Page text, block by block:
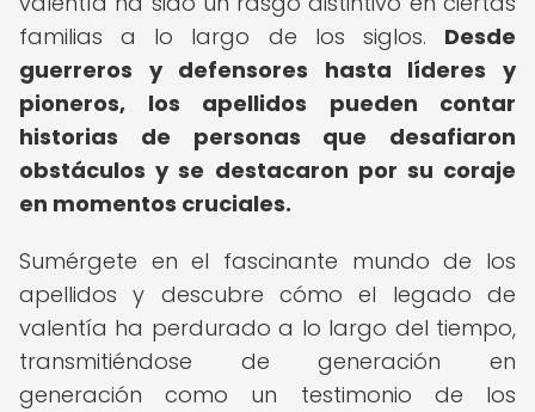
familias a lo largo de los siglos. Desde
guerreros y defensores hasta líderes y
pioneros, los apellidos pueden contar
historias de personas que desafiaron
obstáculos y se destacaron por su coraje
en momentos cruciales.
Sumérgete en el fascinante mundo de los
apellidos y descubre cómo el legado de
valentía ha perdurado a lo largo del tiempo,
transmitiéndose de generación en
generación como un testimonio de los